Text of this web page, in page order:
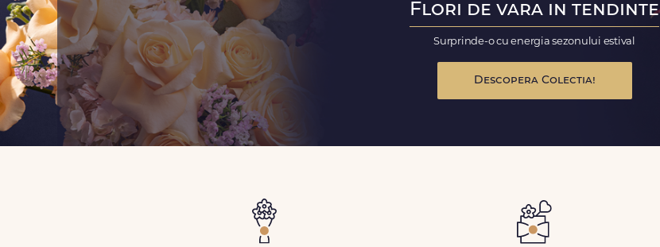
Flori de vara in tendinte
Surprinde-o cu energia sezonului estival
Descopera Colectia!